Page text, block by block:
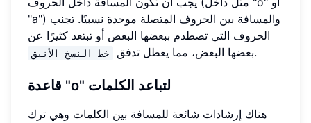
"a") والمسافة بين الحروف المتصلة موحدة نسبيًا. تجنب
الحروف التي تصطدم ببعضها البعض أو تبتعد كثيرًا عن
بعضها البعض، مما يعطل تدفق
خط النسخ الأنيق .
قاعدة "o" لتباعد الكلمات
هناك إرشادات شائعة للمسافة بين الكلمات وهي ترك